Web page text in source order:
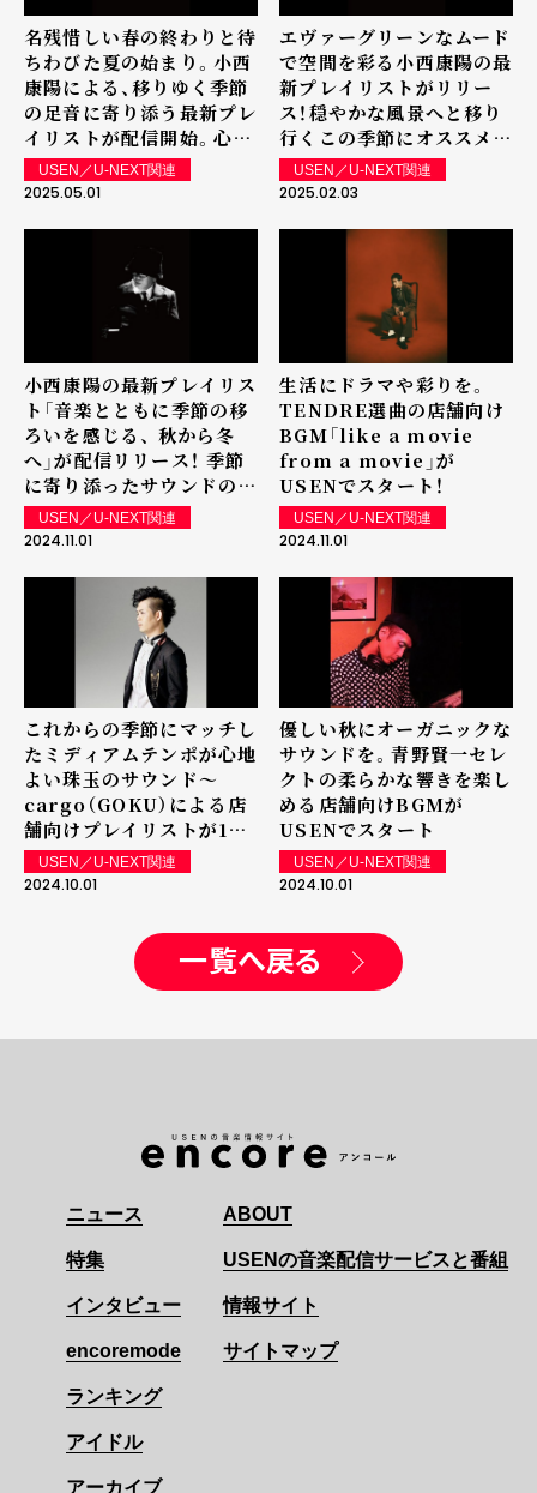
名残惜しい春の終わりと待
ちわびた夏の始まり。小西
康陽による、移りゆく季節
の足音に寄り添う最新プレ
イリストが配信開始。心に
染み入るメロディーと軽快
なリズムが交錯する、春の
感させるセレクトをお楽し
みください。
USEN／U-NEXT関連
2025.05.01
エヴァーグリーンなムード
で空間を彩る小西康陽の最
新プレイリストがリリー
ス！穏やかな風景へと移り
行くこの季節にオススメ
の、グッドタイムで心温ま
る楽曲たちをお楽しみくだ
USEN／U-NEXT関連
2025.02.03
小西康陽の最新プレイリス
ト「音楽とともに季節の移
ろいを感じる、 秋から冬
へ」が配信リリース！ 季節
に寄り添ったサウンドの
数々をお楽しみください！
USEN／U-NEXT関連
2024.11.01
生活にドラマや彩りを。
TENDRE選曲の店舗向け
BGM「like a movie
from a movie」が
USENでスタート！
USEN／U-NEXT関連
2024.11.01
これからの季節にマッチし
たミディアムテンポが心地
よい珠玉のサウンド～
cargo（GOKU）による店
舗向けプレイリストが10
月1日よりスタート
USEN／U-NEXT関連
2024.10.01
優しい秋にオーガニックな
サウンドを。青野賢一セレ
クトの柔らかな響きを楽し
める店舗向けBGMが
USENでスタート
USEN／U-NEXT関連
2024.10.01
一覧へ戻る
ニュース
特集
インタビュー
encoremode
ランキング
アイドル
アーカイブ
ABOUT
USENの音楽配信サービスと番組
情報サイト
サイトマップ